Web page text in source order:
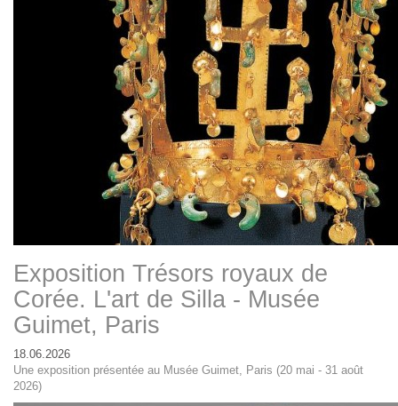
Exposition Trésors royaux de
Corée. L'art de Silla - Musée
Guimet, Paris
18.06.2026
Une exposition présentée au Musée Guimet, Paris (20 mai - 31 août
2026)